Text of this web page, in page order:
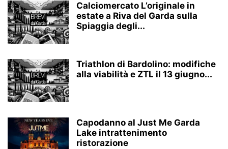
Calciomercato L’originale in
estate a Riva del Garda sulla
Spiaggia degli...
Triathlon di Bardolino: modifiche
alla viabilità e ZTL il 13 giugno...
Capodanno al Just Me Garda
Lake intrattenimento
ristorazione